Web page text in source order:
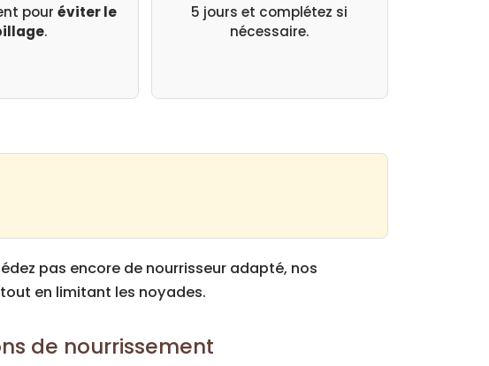
pouréviter le
.
5 jours et complétez si
nécessaire.
pas encore de nourrisseur adapté, nos
en limitant les noyades.
de nourrissement